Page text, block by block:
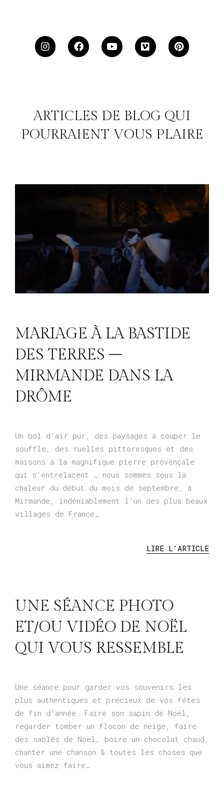
ARTICLES DE BLOG QUI
POURRAIENT VOUS PLAIRE
MARIAGE À LA BASTIDE
DES TERRES –
MIRMANDE DANS LA
DRÔME
Un bol d’air pur, des paysages à couper le
souffle, des ruelles pittoresques et des
maisons à la magnifique pierre provençale
qui s’entrelacent … nous sommes sous la
chaleur du début du mois de septembre, à
Mirmande, indéniablement l’un des plus beaux
villages de France…
LIRE L’ARTICLE
UNE SÉANCE PHOTO
ET/OU VIDÉO DE NOËL
QUI VOUS RESSEMBLE
Une séance pour garder vos souvenirs les
plus authentiques et précieux de vos fêtes
de fin d’année. Faire son sapin de Noël,
regarder tomber un flocon de neige, faire
des sablés de Noël, boire un chocolat chaud,
chanter une chanson & toutes les choses que
vous aimez faire…